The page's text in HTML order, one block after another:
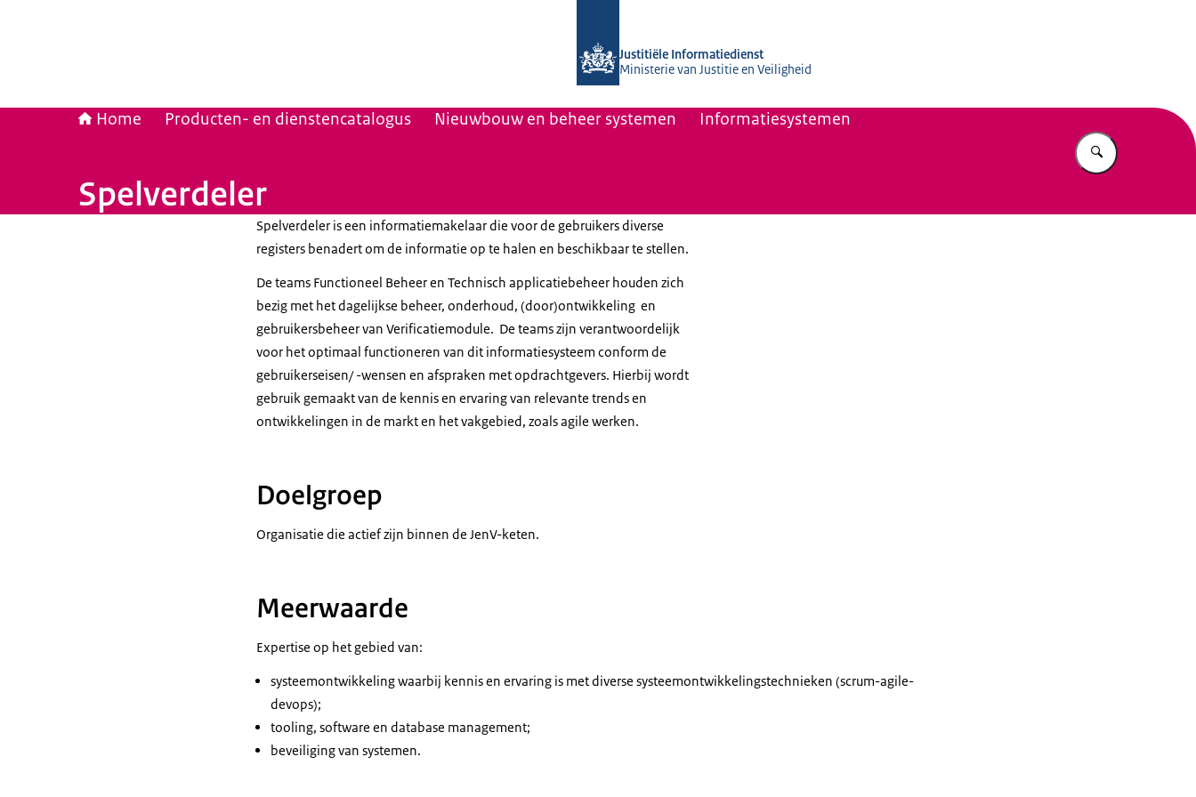
Justitiële Informatiedienst
Ministerie van Justitie en Veiligheid
Home Producten- en dienstencatalogus Nieuwbouw en beheer systemen Informatiesystemen
Vul in wat u
Spelverdeler
Spelverdeler is een informatiemakelaar die voor de gebruikers diverse
registers benadert om de informatie op te halen en beschikbaar te stellen.
De teams Functioneel Beheer en Technisch applicatiebeheer houden zich
bezig met het dagelijkse beheer, onderhoud, (door)ontwikkeling en
gebruikersbeheer van Verificatiemodule. De teams zijn verantwoordelijk
voor het optimaal functioneren van dit informatiesysteem conform de
gebruikerseisen/ -wensen en afspraken met opdrachtgevers. Hierbij wordt
gebruik gemaakt van de kennis en ervaring van relevante trends en
ontwikkelingen in de markt en het vakgebied, zoals agile werken.
Doelgroep
Organisatie die actief zijn binnen de JenV-keten.
Meerwaarde
Expertise op het gebied van:
systeemontwikkeling waarbij kennis en ervaring is met diverse systeemontwikkelingstechnieken (scrum-agile-
devops);
tooling, software en database management;
beveiliging van systemen.